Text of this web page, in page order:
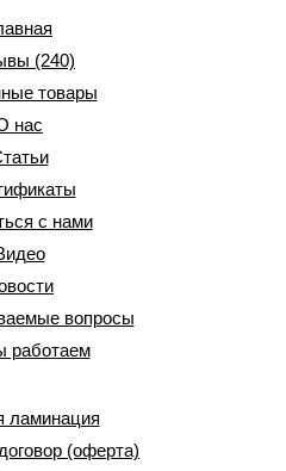
(240)
товары
нас
с нами
вопросы
работаем
ламинация
(оферта)